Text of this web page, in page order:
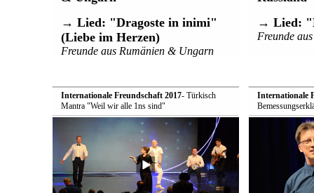
→ Lied: "Dragoste in inimi"
(Liebe im Herzen)
Freunde aus Rumänien & Ungarn
→ Lied:
Freunde
Internationale Freundschaft 2017- Türkisch
Mantra "Weil wir alle 1ns sind"
Internationale